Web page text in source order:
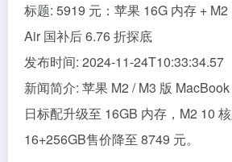
标题: 5919 元：苹果 16G 内存 +
Air 国补后 6.76 折探底
发布时间: 2024-11-24T10:33:34.57
新闻简介: 苹果 M2 / M3 版
日标配升级至 16GB 内存，M2 10
16+256GB售价降至 8749 元。